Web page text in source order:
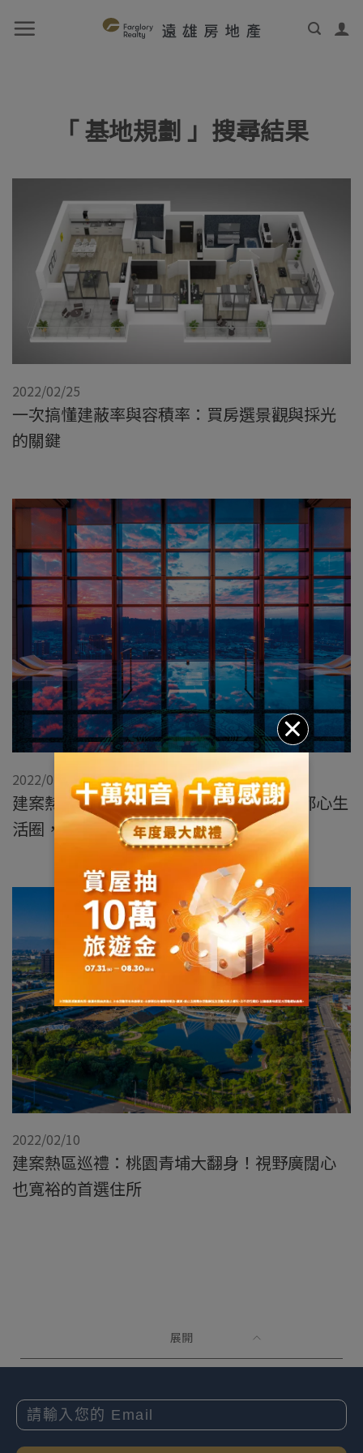
「 基地規劃 」搜尋結果
2022/02/25
一次搞懂建蔽率與容積率：買房選景觀與採光
的關鍵
2022/02/18
建案熱區巡禮 - 好想搬去新北住！新莊副都心生
活圈，一步抵達頂級人生
2022/02/10
建案熱區巡禮：桃園青埔大翻身！視野廣闊心
也寬裕的首選住所
展開